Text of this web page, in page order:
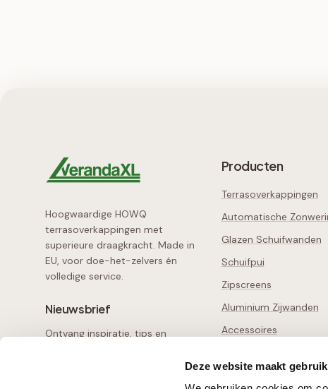
Deze website maakt
Hoogwaardige HOWQ
terrasoverkappingen met
superieure draagkracht. Made in
EU, voor doe-het-zelvers én
volledige service.
Nieuwsbrief
Ontvang inspiratie, tips en
Producten
Terrasoverkappingen
Automatische
Glazen Schuifwanden
Schuifpui
Zipscreens
Aluminium Zijwanden
Accessoires